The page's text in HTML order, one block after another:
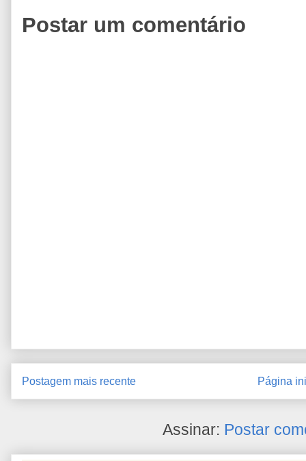
Postar um comentário
Postagem mais recente Página
Assinar: Postar